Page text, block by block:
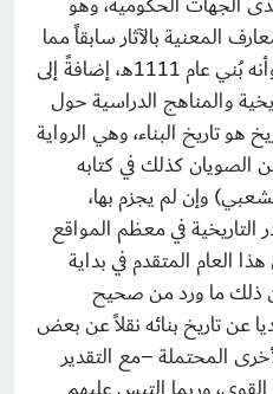
المعنية بالآثار سابقاً مما
يُعزِّز قوة وصحة هذه الرواية، وأنه بُني عام 1111هـ، إضافةً إلى
والمناهج الدراسية حول
هو تاريخ البناء، وهي الرواية
الصويان كذلك في كتابه
وإن لم يجزم بها،
في معظم المواقع
العام المتقدم في بداية
ذلك ما ورد من صحيح
عن تاريخ بنائه نقلاً عن بعض
المحتملة –مع التقدير